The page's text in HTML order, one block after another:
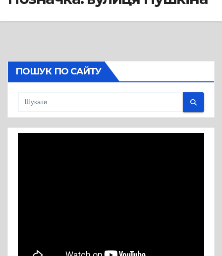
ПОШУК ПО САЙТУ